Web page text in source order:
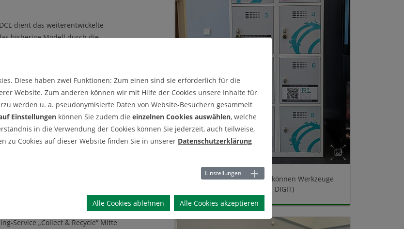
dient das weiterentwickelte
bisherige Modell durch die
sowie der
Außerdem
im neuen
von Produkten
wiederverwendet werden. „Wir
Services und Geschäftsmodelle
Bürgerinnen und Bürgern
Dabei stehen digitale Lösungen
lebensnahen
für unsere
und Sebastian Lawrenz erste
Service „Collect & Recycle“ Mitte
Über diese Sharing-Boxen können Werkzeuge
ausgeliehen werden. (Foto: DIGIT)
Diese haben zwei Funktionen: Zum einen sind sie erforderlich für die
Website. Zum anderen können wir mit Hilfe der Cookies unsere Inhalte für
werden u. a. pseudonymisierte Daten von Website-Besuchern gesammelt
Einstellungen können Sie zudem die einzelnen Cookies auswählen, welche
in die Verwendung der Cookies können Sie jederzeit, auch teilweise,
zu Cookies auf dieser Website finden Sie in unserer Datenschutzerklärung
Einstellungen
Alle Cookies ablehnen Alle Cookies akzeptieren